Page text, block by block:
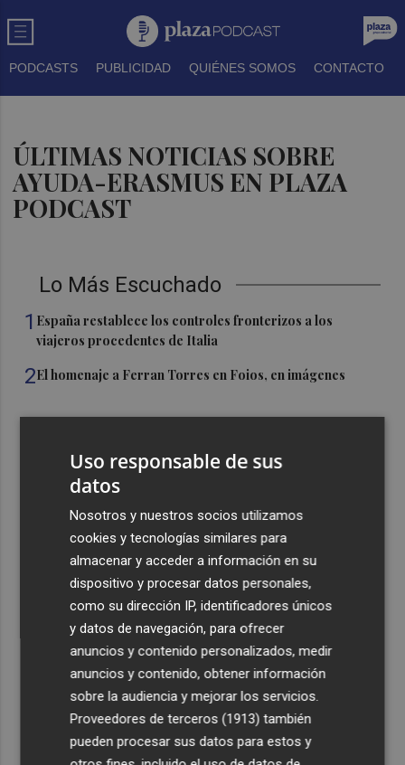
PODCASTS PUBLICIDAD QUIÉNES SOMOS CONTACTO
ÚLTIMAS NOTICIAS SOBRE
AYUDA-ERASMUS EN PLAZA
PODCAST
Lo Más Escuchado
1 España restablece los controles fronterizos a los
viajeros procedentes de Italia
2El homenaje a Ferran Torres en Foios, en imágenes
Foios se vuelca con Ferran Torres
La serie murciana protagonizada por un conejo de
peluche malhablado y gamberro que triunfa en las
redes: así es 'Yván y Lolo'
Recibe toda la actualidad de
Plaza Podcast en tu correo
Uso responsable de sus
datos
Nosotros y nuestros socios utilizamos
cookies y tecnologías similares para
almacenar y acceder a información en su
dispositivo y procesar datos personales,
como su dirección IP, identificadores únicos
y datos de navegación, para ofrecer
anuncios y contenido personalizados, medir
anuncios y contenido, obtener información
sobre la audiencia y mejorar los servicios.
Proveedores de terceros (1913) también
pueden procesar sus datos para estos y